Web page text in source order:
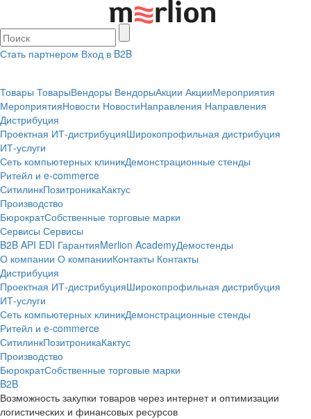
Стать партнером Вход в B2B
Товары ТоварыВендоры ВендорыАкции АкцииМероприятия
МероприятияНовости НовостиНаправления Направления
Дистрибуция
Проектная ИТ-дистрибуцияШирокопрофильная дистрибуция
ИТ-услуги
Сеть компьютерных клиникДемонстрационные стенды
Ритейл и e-commerce
СитилинкПозитроникаКактус
Производство
БюрократСобственные торговые марки
Сервисы Сервисы
B2B API EDI ГарантияMerlion AcademyДемостенды
О компании О компанииКонтакты Контакты
Дистрибуция
Проектная ИТ-дистрибуцияШирокопрофильная дистрибуция
ИТ-услуги
Сеть компьютерных клиникДемонстрационные стенды
Ритейл и e-commerce
СитилинкПозитроникаКактус
Производство
БюрократСобственные торговые марки
B2B
Возможность закупки товаров через интернет и оптимизации
логистических и финансовых ресурсов